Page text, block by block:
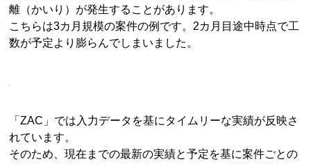
離（かいり）が発生することがあります。
こちらは3カ月規模の案件の例です。2カ月目途中時点で工
数が予定より膨らんでしまいました。
「ZAC」では入力データを基にタイムリーな実績が反映さ
れています。
そのため、現在までの最新の実績と予定を基に案件ごとの